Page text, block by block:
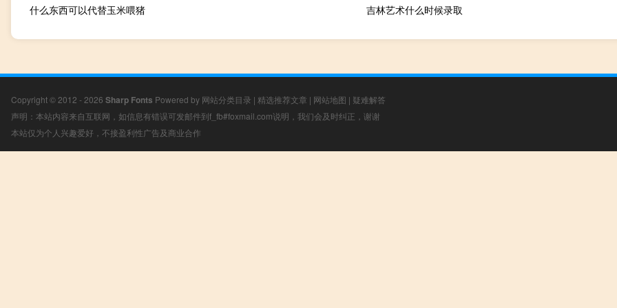
什么东西可以代替玉米喂猪 吉林艺术什么时候录取
Copyright © 2012 - 2026 Sharp Fonts Powered by 网站分类目录 | 精选推荐文章 | 网站地图 | 疑难解答
声明：本站内容来自互联网，如信息有错误可发邮件到f_fb#foxmail.com说明，我们会及时纠正，谢谢
本站仅为个人兴趣爱好，不接盈利性广告及商业合作